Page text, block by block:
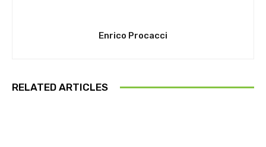
Enrico Procacci
RELATED ARTICLES